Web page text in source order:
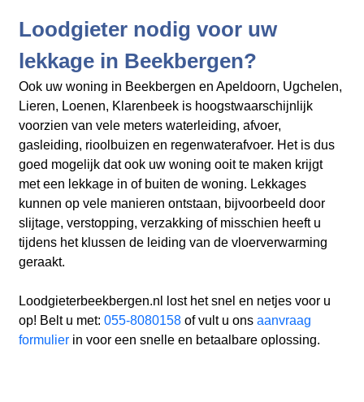
Loodgieter nodig voor uw
lekkage in Beekbergen?
Ook uw woning in Beekbergen en Apeldoorn, Ugchelen,
Lieren, Loenen, Klarenbeek is hoogstwaarschijnlijk
voorzien van vele meters waterleiding, afvoer,
gasleiding, rioolbuizen en regenwaterafvoer. Het is dus
goed mogelijk dat ook uw woning ooit te maken krijgt
met een lekkage in of buiten de woning. Lekkages
kunnen op vele manieren ontstaan, bijvoorbeeld door
slijtage, verstopping, verzakking of misschien heeft u
tijdens het klussen de leiding van de vloerverwarming
geraakt.
Loodgieterbeekbergen.nl lost het snel en netjes voor u
op! Belt u met: 055-8080158of vult u ons aanvraag
formulierin voor een snelle en betaalbare oplossing.